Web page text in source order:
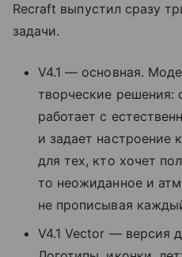
Recraft выпустил сразу
задачи.
V4.1 — основная.
творческие решения:
работает с
и задает настроение
для тех, кто хочет
то неожиданное и
не прописывая
V4.1 Vector — версия